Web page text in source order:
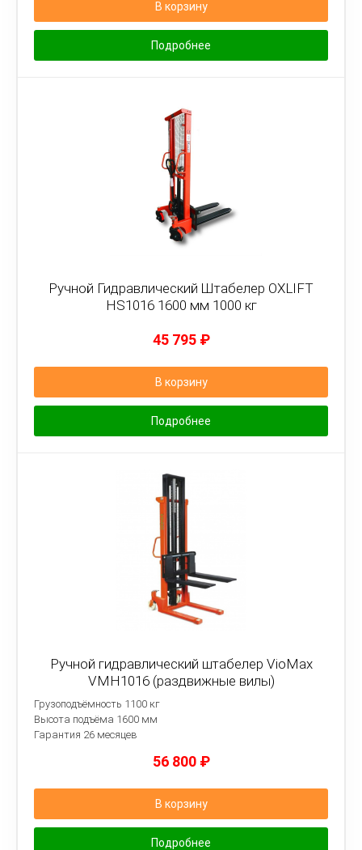
В корзину
Подробнее
Ручной Гидравлический Штабелер OXLIFT
HS1016 1600 мм 1000 кг
45 795 ₽
В корзину
Подробнее
Ручной гидравлический штабелер VioMax
VMH1016 (раздвижные вилы)
Грузоподъёмность 1100 кг
Высота подъёма 1600 мм
Гарантия 26 месяцев
56 800 ₽
В корзину
Подробнее